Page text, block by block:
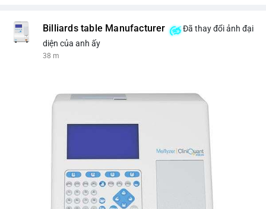
Billiards table Manufacturer
Đã thay đổi ảnh đại
diện của anh ấy
38 m